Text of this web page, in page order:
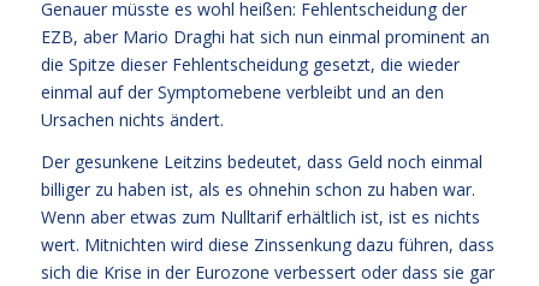
Genauer müsste es wohl heißen: Fehlentscheidung der
EZB, aber Mario Draghi hat sich nun einmal prominent an
die Spitze dieser Fehlentscheidung gesetzt, die wieder
einmal auf der Symptomebene verbleibt und an den
Ursachen nichts ändert.
Der gesunkene Leitzins bedeutet, dass Geld noch einmal
billiger zu haben ist, als es ohnehin schon zu haben war.
Wenn aber etwas zum Nulltarif erhältlich ist, ist es nichts
wert. Mitnichten wird diese Zinssenkung dazu führen, dass
sich die Krise in der Eurozone verbessert oder dass sie gar